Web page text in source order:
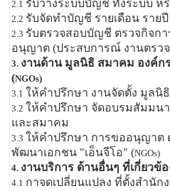
2.1 รับวางระบบบัญชี ทั้งระบบ ห
2.2 รับจัดทำบัญชี รายเดือน ราย
2.3 รับตรวจสอบบัญชี ตรวจกิจกา
อนุญาต (ประสบการณ์ งานตรว
3. งานด้าน มูลนิธิ สมาคม องค์ก
(NGOs)
3.1 ให้คำปรึกษา งานจัดตั้ง มูลนิ
3.2 ให้คำปรึกษา จัดอบรมสัมมนา
และสมาคม
3.3 ให้คำปรึกษา การขออนุญาต
พัฒนาเอกชน "เอ็นจีโอ" (NGOs)
4. งานบริการ ด้านอื่นๆ ที่เกี่ยวข้
4.1 กาจดเปลี่ยนแปลง ที่ตั้งสำนัก